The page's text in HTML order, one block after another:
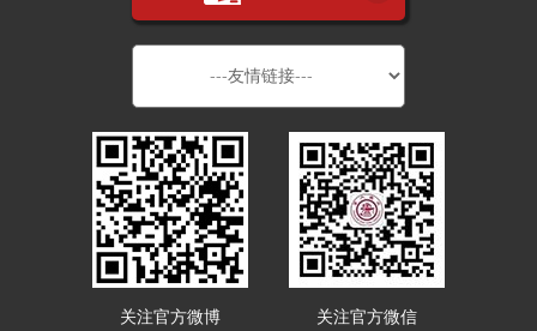
关注官方微博 关注官方微信